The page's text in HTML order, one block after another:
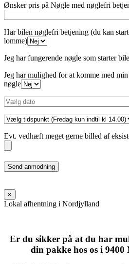
Ønsker pris på Nøgle med nøglefri
Har bilen nøglefri betjening (du kan
lomme)
Jeg har fungerende nøgle som starter
Jeg har mulighed for at komme med
nøgle
Evt. vedhæft meget gerne billed af
Please
leave
field
empty.
×
Lokal afhentning i Nordjylland
Er du sikker på at du har
din pakke hos os i 9400